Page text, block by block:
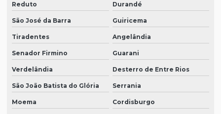
Reduto Durandé
São José da Barra Guiricema
Tiradentes Angelândia
Senador Firmino Guarani
Verdelândia Desterro de Entre Rios
São João Batista do Glória Serrania
Moema Cordisburgo